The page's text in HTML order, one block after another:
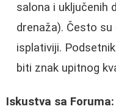
salona i uključenih
drenaža). Često
isplativiji.
biti znak upitnog
Iskustva sa